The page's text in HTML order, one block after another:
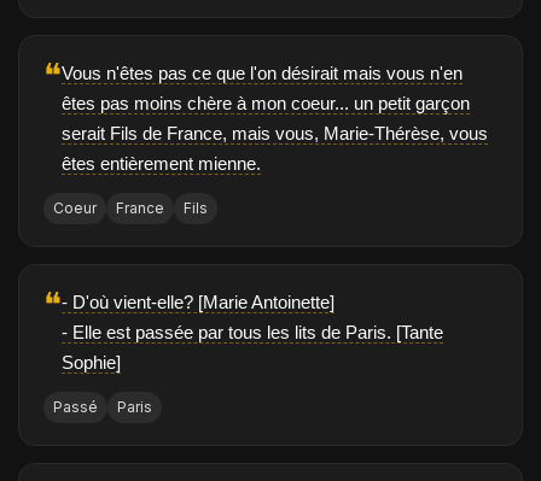
❝Vous n'êtes pas ce que l'on désirait mais vous n'en
êtes pas moins chère à mon coeur... un petit garçon
serait Fils de France, mais vous, Marie-Thérèse, vous
êtes entièrement mienne.
Coeur France Fils
❝- D'où vient-elle? [Marie Antoinette]
- Elle est passée par tous les lits de Paris. [Tante
Sophie]
Passé Paris